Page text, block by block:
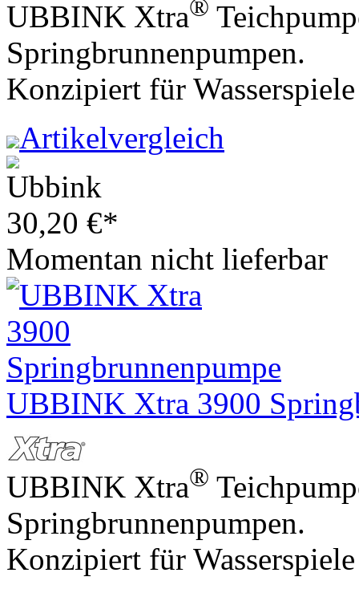
UBBINK Xtra®
Springbrunnenpumpen.
Konzipiert für
Artikelvergleich
30,20 €*
Momentan nicht lieferbar
UBBINK Xtra 3900
UBBINK Xtra®
Springbrunnenpumpen.
Konzipiert für